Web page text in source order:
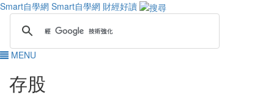
Smart自學網 Smart自學網 財經好讀
MENU
存股